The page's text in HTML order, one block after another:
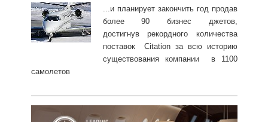
...и планирует закончить год продав
более 90 бизнес джетов,
достигнув рекордного количества
поставок Citation за всю историю
существования компании в 1100
самолетов